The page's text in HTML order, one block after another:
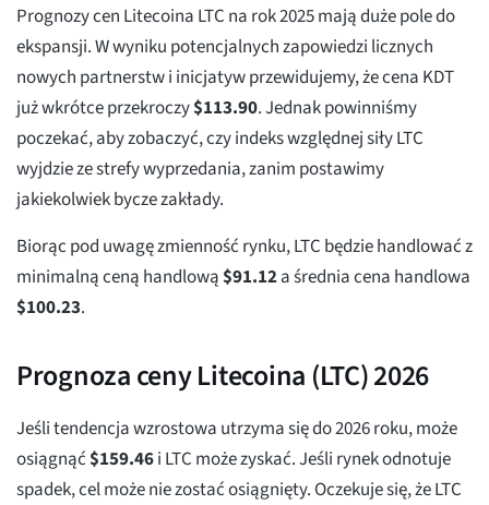
Prognozy cen Litecoina LTC na rok 2025 mają duże pole do
ekspansji. W wyniku potencjalnych zapowiedzi licznych
nowych partnerstw i inicjatyw przewidujemy, że cena KDT
już wkrótce przekroczy$113.90. Jednak powinniśmy
poczekać, aby zobaczyć, czy indeks względnej siły LTC
wyjdzie ze strefy wyprzedania, zanim postawimy
jakiekolwiek bycze zakłady.
Biorąc pod uwagę zmienność rynku, LTC będzie handlować z
minimalną ceną handlową$91.12a średnia cena handlowa
$100.23.
Prognoza ceny Litecoina (LTC) 2026
Jeśli tendencja wzrostowa utrzyma się do 2026 roku, może
osiągnąć$159.46i LTC może zyskać. Jeśli rynek odnotuje
spadek, cel może nie zostać osiągnięty. Oczekuje się, że LTC